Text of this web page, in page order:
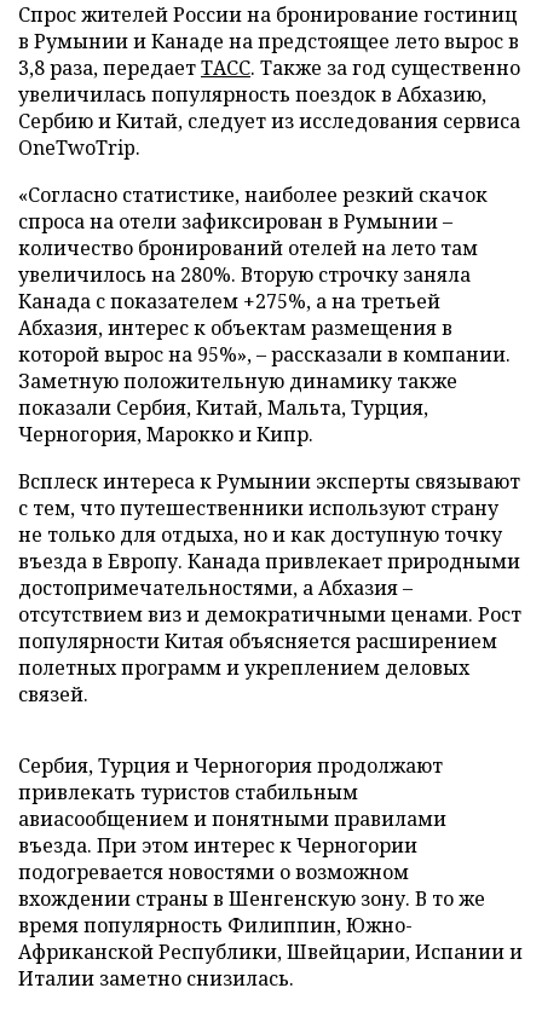
Спрос жителей России на бронирование гостиниц
в Румынии и Канаде на предстоящее лето вырос в
3,8 раза, передаетТАСС. Также за год существенно
увеличилась популярность поездок в Абхазию,
Сербию и Китай, следует из исследования сервиса
OneTwoTrip.
«Согласно статистике, наиболее резкий скачок
спроса на отели зафиксирован в Румынии –
количество бронирований отелей на лето там
увеличилось на 280%. Вторую строчку заняла
Канада с показателем +275%, а на третьей
Абхазия, интерес к объектам размещения в
которой вырос на 95%», – рассказали в компании.
Заметную положительную динамику также
показали Сербия, Китай, Мальта, Турция,
Черногория, Марокко и Кипр.
Всплеск интереса к Румынии эксперты связывают
с тем, что путешественники используют страну
не только для отдыха, но и как доступную точку
въезда в Европу. Канада привлекает природными
достопримечательностями, а Абхазия –
отсутствием виз и демократичными ценами. Рост
популярности Китая объясняется расширением
полетных программ и укреплением деловых
связей.
Сербия, Турция и Черногория продолжают
привлекать туристов стабильным
авиасообщением и понятными правилами
въезда. При этом интерес к Черногории
подогревается новостями о возможном
вхождении страны в Шенгенскую зону. В то же
время популярность Филиппин, Южно-
Африканской Республики, Швейцарии, Испании и
Италии заметно снизилась.